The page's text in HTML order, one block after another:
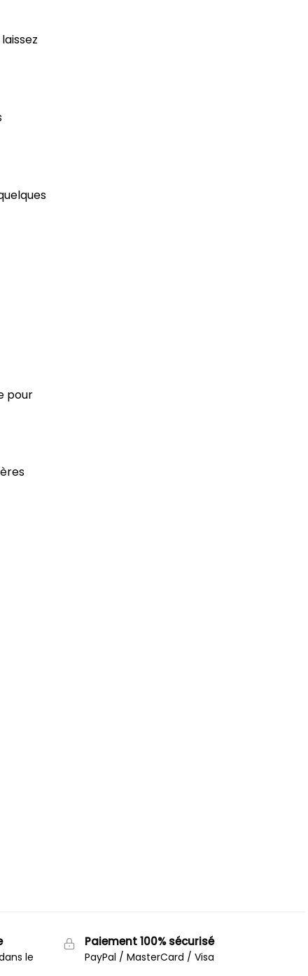
pour
le
Paiement 100% sécurisé
PayPal / MasterCard / Visa